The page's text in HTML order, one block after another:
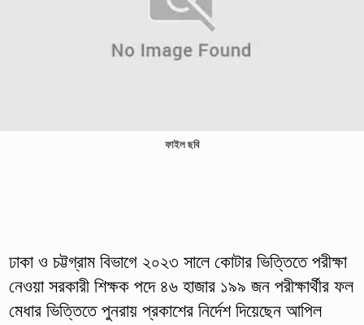
ফাইল ছবি
ঢাকা ও চট্টগ্রাম বিভাগে ২০২৩ সালে কোটার ভিত্তিতে পরীক্ষা
নেওয়া সরকারী শিক্ষক পদে ৪৬ হাজার ১৯৯ জন পরীক্ষার্থীর ফল
মেধার ভিত্তিতে পুনরায় প্রকাশের নির্দেশ দিয়েছেন আপিল